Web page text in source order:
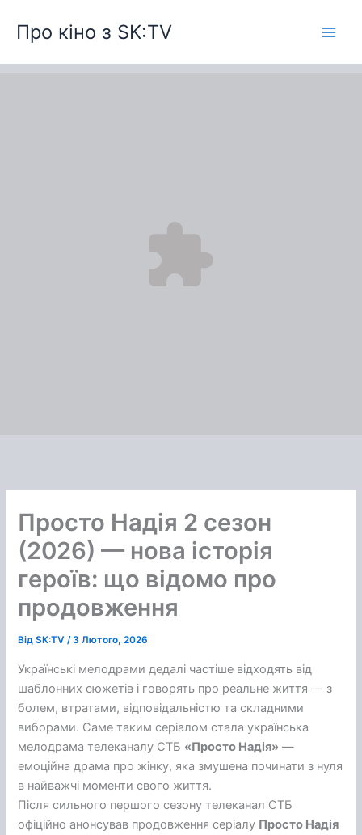
вмісту
Про кіно з SK:TV
Просто Надія 2 сезон
(2026) — нова історія
героїв: що відомо про
продовження
ВідSK:TV/3 Лютого, 2026
Українські мелодрами дедалі частіше відходять від
шаблонних сюжетів і говорять про реальне життя — з
болем, втратами, відповідальністю та складними
виборами. Саме таким серіалом стала українська
мелодрама телеканалу СТБ «Просто Надія» —
емоційна драма про жінку, яка змушена починати з нуля
в найважчі моменти свого життя.
Після сильного першого сезону телеканал СТБ
офіційно анонсував продовження серіалу Просто Надія